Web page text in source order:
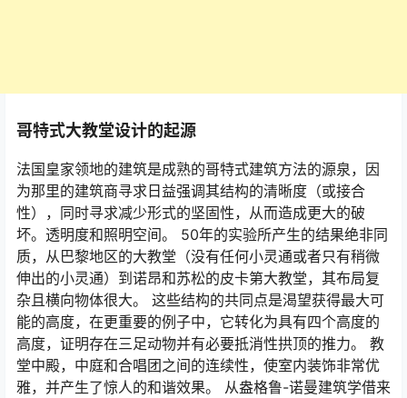
哥特式大教堂设计的起源
法国皇家领地的建筑是成熟的哥特式建筑方法的源泉，因
为那里的建筑商寻求日益强调其结构的清晰度（或接合
性），同时寻求减少形式的坚固性，从而造成更大的破
坏。透明度和照明空间。 50年的实验所产生的结果绝非同
质，从巴黎地区的大教堂（没有任何小灵通或者只有稍微
伸出的小灵通）到诺昂和苏松的皮卡第大教堂，其布局复
杂且横向物体很大。 这些结构的共同点是渴望获得最大可
能的高度，在更重要的例子中，它转化为具有四个高度的
高度，证明存在三足动物并有必要抵消性拱顶的推力。 教
堂中殿，中庭和合唱团之间的连续性，使室内装饰非常优
雅，并产生了惊人的和谐效果。 从盎格鲁-诺曼建筑学借来